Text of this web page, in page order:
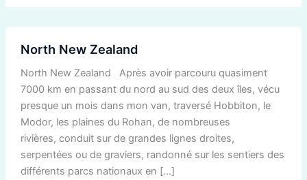
North New Zealand
North New Zealand Après avoir parcouru quasiment
7000 km en passant du nord au sud des deux îles, vécu
presque un mois dans mon van, traversé Hobbiton, le
Modor, les plaines du Rohan, de nombreuses
rivières, conduit sur de grandes lignes droites,
serpentées ou de graviers, randonné sur les sentiers des
différents parcs nationaux en […]
New
Zealand